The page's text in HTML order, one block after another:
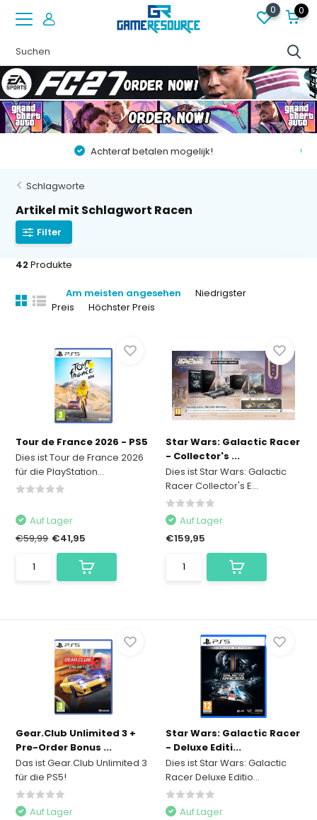
0 0
Vóór 22:00 besteld op werkdagen, volgende dag in huis!
Schlagworte
Artikel mit Schlagwort Racen
Filter
42 Produkte
Am meisten angesehen
Niedrigster
Preis
Höchster Preis
Tour de France 2026 - PS5
Dies ist Tour de France 2026
für die PlayStation...
Auf Lager
€59,99 €41,95
Star Wars: Galactic Racer
- Collector's ...
Dies ist Star Wars: Galactic
Racer Collector's E...
Auf Lager
€159,95
Gear.Club Unlimited 3 +
Pre-Order Bonus ...
Das ist Gear.Club Unlimited 3
für die PS5!
Auf Lager
Star Wars: Galactic Racer
- Deluxe Editi...
Dies ist Star Wars: Galactic
Racer Deluxe Editio...
Auf Lager